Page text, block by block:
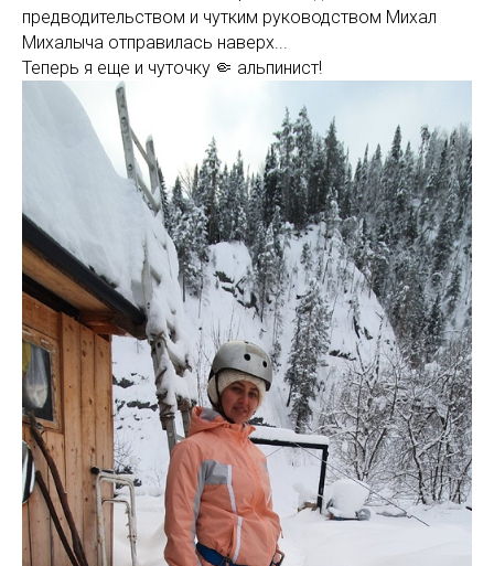
предводительством и чутким руководством Михал
Михалыча отправилась наверх...
Теперь я еще и чуточку 🤏 альпинист!